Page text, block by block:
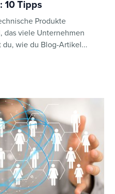
10 Tipps
Produkte
das viele Unternehmen
wie du Blog-Artikel...